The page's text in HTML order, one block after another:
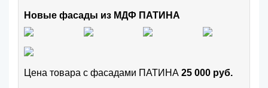
Новые фасады из МДФ ПАТИНА
Цена товара с фасадами ПАТИНА 25 000 руб.